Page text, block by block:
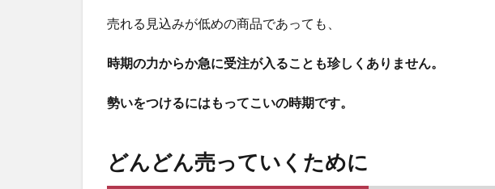
売れる見込みが低めの商品であっても、
時期の力からか急に受注が入ることも珍しくありません。
勢いをつけるにはもってこいの時期です。
どんどん売っていくために